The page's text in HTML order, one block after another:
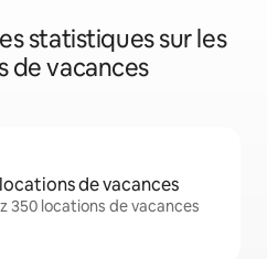
statistiques sur les
de vacances
de vacances
350 locations de vacances